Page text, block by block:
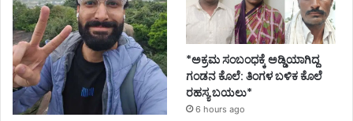
*ಅಕ್ರಮ ಸಂಬಂಧಕ್ಕೆ ಅಡ್ಡಿಯಾಗಿದ್ದ
ಗಂಡನ ಕೊಲೆ: ತಿಂಗಳ ಬಳಿಕ ಕೊಲೆ
ರಹಸ್ಯ ಬಯಲು*
6 hours ago